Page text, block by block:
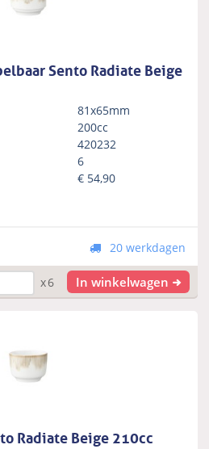
Sento Radiate Beige
81x65mm
200cc
420232
6
€ 54,90
20 werkdagen
x6 In winkelwagen
Radiate Beige 210cc